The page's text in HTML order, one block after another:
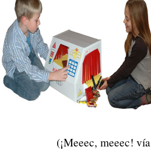
(¡Meeec, meeec! vía